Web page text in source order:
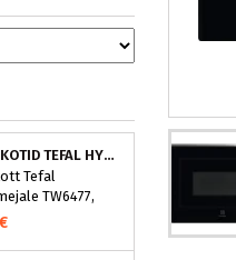
TOLMUKOTID TEFAL HYGIENE+ ZR200540 (4 TK)
Tefal
TW6477,